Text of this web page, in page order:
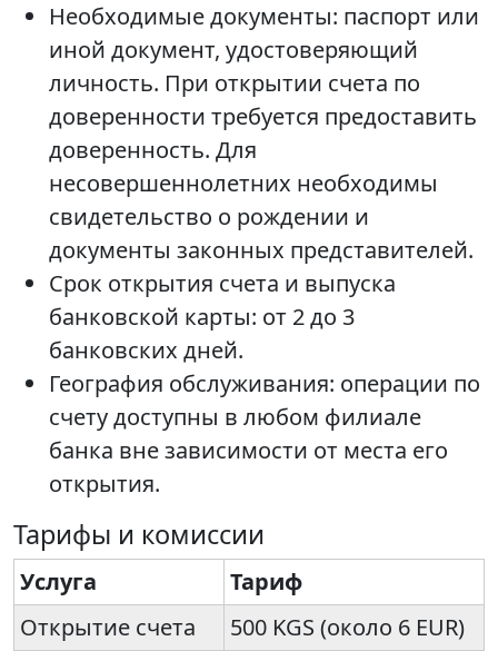
Необходимые документы: паспорт или
иной документ, удостоверяющий
личность. При открытии счета по
доверенности требуется предоставить
доверенность. Для
несовершеннолетних необходимы
свидетельство о рождении и
документы законных представителей.
Срок открытия счета и выпуска
банковской карты: от 2 до 3
банковских дней.
География обслуживания: операции по
счету доступны в любом филиале
банка вне зависимости от места его
открытия.
Тарифы и комиссии
Услуга
Тариф
Открытие счета
500 KGS (около 6 EUR)